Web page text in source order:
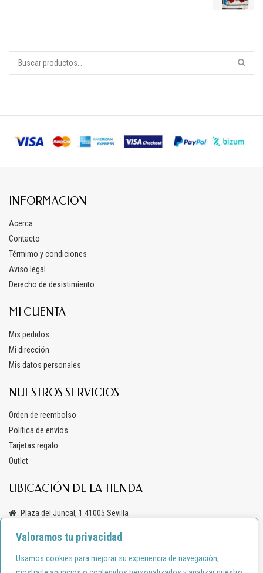
Valoramos tu privacidad
Usamos cookies para mejorar su experiencia de navegación,
INFORMACION
Acerca
Contacto
Térmimo y condiciones
Aviso legal
Derecho de desistimiento
MI CUENTA
Mis pedidos
Mi dirección
Mis datos personales
NUESTROS SERVICIOS
Orden de reembolso
Política de envíos
Tarjetas regalo
Outlet
UBICACIÓN DE LA TIENDA
Plaza del Juncal, 1 41005 Sevilla